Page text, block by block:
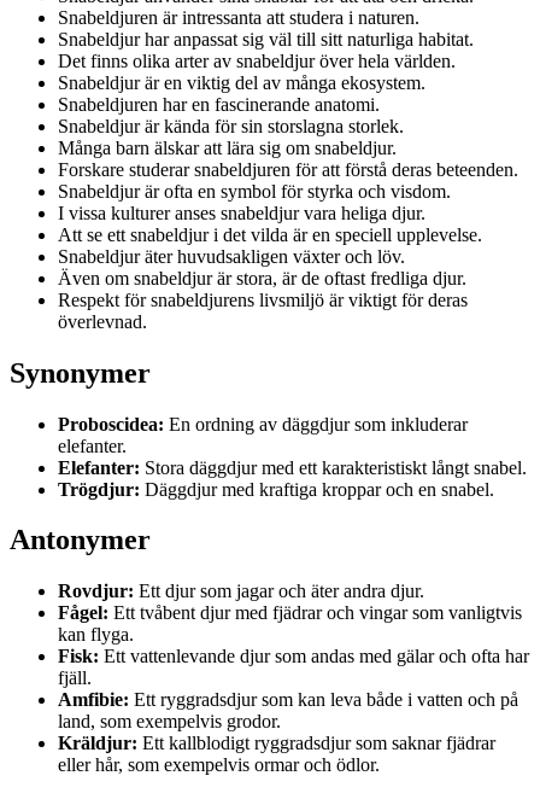
Snabeldjuren är intressanta att studera i naturen.
Snabeldjur har anpassat sig väl till sitt naturliga habitat.
Det finns olika arter av snabeldjur över hela världen.
Snabeldjur är en viktig del av många ekosystem.
Snabeldjuren har en fascinerande anatomi.
Snabeldjur är kända för sin storslagna storlek.
Många barn älskar att lära sig om snabeldjur.
Forskare studerar snabeldjuren för att förstå deras beteenden.
Snabeldjur är ofta en symbol för styrka och visdom.
I vissa kulturer anses snabeldjur vara heliga djur.
Att se ett snabeldjur i det vilda är en speciell upplevelse.
Snabeldjur äter huvudsakligen växter och löv.
Även om snabeldjur är stora, är de oftast fredliga djur.
Respekt för snabeldjurens livsmiljö är viktigt för deras
överlevnad.
Synonymer
Proboscidea: En ordning av däggdjur som inkluderar
elefanter.
Elefanter: Stora däggdjur med ett karakteristiskt långt snabel.
Trögdjur: Däggdjur med kraftiga kroppar och en snabel.
Antonymer
Rovdjur: Ett djur som jagar och äter andra djur.
Fågel: Ett tvåbent djur med fjädrar och vingar som vanligtvis
kan flyga.
Fisk: Ett vattenlevande djur som andas med gälar och ofta har
fjäll.
Amfibie: Ett ryggradsdjur som kan leva både i vatten och på
land, som exempelvis grodor.
Kräldjur: Ett kallblodigt ryggradsdjur som saknar fjädrar
eller hår, som exempelvis ormar och ödlor.